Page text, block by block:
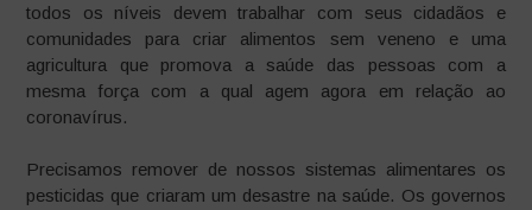
todos os níveis devem trabalhar com seus cidadãos e
comunidades para criar alimentos sem veneno e uma
agricultura que promova a saúde das pessoas com a
mesma força com a qual agem agora em relação ao
coronavírus.
Precisamos remover de nossos sistemas alimentares os
pesticidas que criaram um desastre na saúde. Os governos